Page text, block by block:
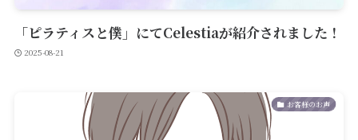
「ピラティスと僕」にてCelestiaが紹介されました！
2025-08-21
お客様のお声